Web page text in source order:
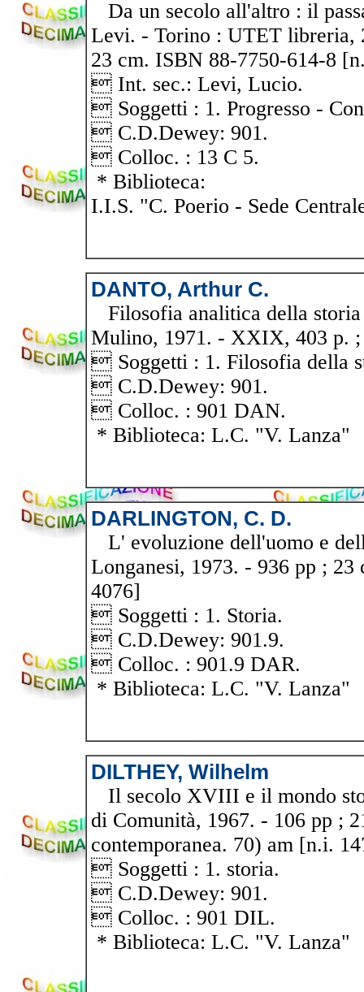
Da un secolo all'altro : il
Levi. - Torino : UTET libreria,
23 cm. ISBN 88-7750-614-8
 Int. sec.: Levi, Lucio.
 Soggetti : 1. Progresso -
 C.D.Dewey: 901.
 Colloc. : 13 C 5.
* Biblioteca:
I.I.S. "C. Poerio - Sede
DANTO, Arthur C.
Filosofia analitica della
Mulino, 1971. - XXIX, 403 p.
 Soggetti : 1. Filosofia della
 C.D.Dewey: 901.
 Colloc. : 901 DAN.
* Biblioteca: L.C. "V. Lanza"
DARLINGTON, C. D.
L' evoluzione dell'uomo e
Longanesi, 1973. - 936 pp ;
4076]
 Soggetti : 1. Storia.
 C.D.Dewey: 901.9.
 Colloc. : 901.9 DAR.
* Biblioteca: L.C. "V. Lanza"
DILTHEY, Wilhelm
Il secolo XVIII e il mondo
di Comunità, 1967. - 106 pp ;
contemporanea. 70) am [n.i.
 Soggetti : 1. storia.
 C.D.Dewey: 901.
 Colloc. : 901 DIL.
* Biblioteca: L.C. "V. Lanza"